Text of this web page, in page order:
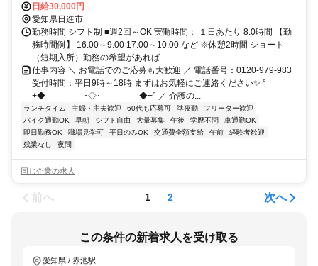
日給30,000円
愛知県日進市
勤務時間 シフト制 ■週2回～OK 実働時間： １日あたり 8.0時間 【勤
務時間例】 16:00～9:00 17:00～10:00 など ※休憩2時間 ショート
（短期入所）勤務の希望があれば...
仕事内容 ＼ お電話でのご応募も大歓迎 ／ 電話番号：0120-979-983
受付時間：平日9時～18時 まずはお気軽にご連絡ください✨ °
+◆──────･◇･──────◆+° ／ 介護の...
ランチタイム 主婦・主夫歓迎 60代も応募可 準夜勤
フリーター歓迎
バイク通勤OK
早朝 シフト自由 大量募集 午後 学歴不問
車通勤OK
即日勤務OK
職場見学可 平日のみOK 交通費全額支給 午前
経験者歓迎
残業なし
夜間
同じ企業の求人
前へ 1 2 次へ
この条件の新着求人を受け取る
愛知県 / 赤池駅